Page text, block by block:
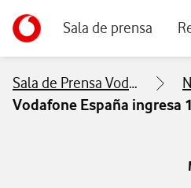
Ir a la pagina principal de
Sala de prensa
Sala de Prensa Vodafone
Vodafone España ingresa